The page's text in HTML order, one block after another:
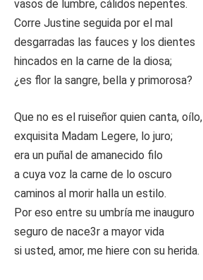
vasos de lumbre, cálidos nepentes.
Corre Justine seguida por el mal
desgarradas las fauces y los dientes
hincados en la carne de la diosa;
¿es flor la sangre, bella y primorosa?
Que no es el ruiseñor quien canta, oílo,
exquisita Madam Legere, lo juro;
era un puñal de amanecido filo
a cuya voz la carne de lo oscuro
caminos al morir halla un estilo.
Por eso entre su umbría me inauguro
seguro de nace3r a mayor vida
si usted, amor, me hiere con su herida.